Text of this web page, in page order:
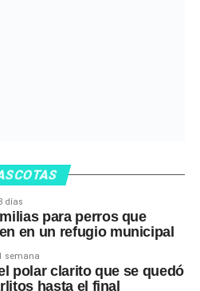
días
para perros que
en un refugio municipal
semana
polar clarito que se quedó
hasta el final